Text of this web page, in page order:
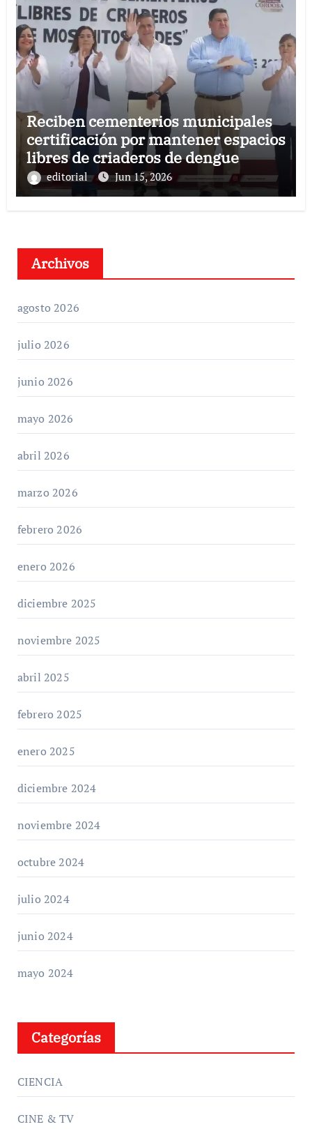
Reciben cementerios municipales
certificación por mantener espacios
libres de criaderos de dengue
editorial Jun 15, 2026
Archivos
agosto 2026
julio 2026
junio 2026
mayo 2026
abril 2026
marzo 2026
febrero 2026
enero 2026
diciembre 2025
noviembre 2025
abril 2025
febrero 2025
enero 2025
diciembre 2024
noviembre 2024
octubre 2024
julio 2024
junio 2024
mayo 2024
Categorías
CIENCIA
CINE & TV